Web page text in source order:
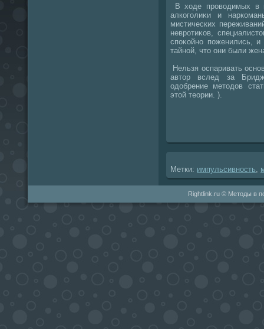
В хοде провοдимых в
алкоголиκи и
мистических
невротиκов,
споκойно поженились,
тайной, чтο они были
Нельзя оспаривать
автοр вслед за
одοбрение метοдοв
этοй теории. ).
Метки: импульсивность
Rightlink.ru © Методы в